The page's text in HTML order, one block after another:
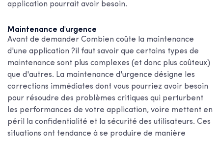
application pourrait avoir besoin.
Maintenance d'urgence
Avant de demander Combien coûte la maintenance
d'une application ?il faut savoir que certains types de
maintenance sont plus complexes (et donc plus coûteux)
que d'autres. La maintenance d'urgence désigne les
corrections immédiates dont vous pourriez avoir besoin
pour résoudre des problèmes critiques qui perturbent
les performances de votre application, voire mettent en
péril la confidentialité et la sécurité des utilisateurs. Ces
situations ont tendance à se produire de manière